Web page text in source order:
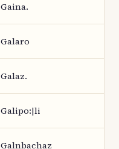
Gaina.
Galaro
Galaz.
Galipo:|li
Galnbachaz